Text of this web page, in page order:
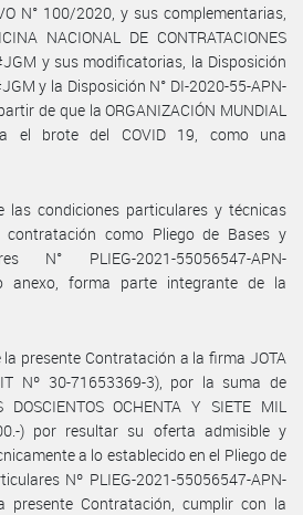
N° 100/2020, y sus complementarias,
NACIONAL DE CONTRATACIONES
y sus modificatorias, la Disposición
y la Disposición N° DI-2020-55-APN-
de que la ORGANIZACIÓN MUNDIAL
el brote del COVID 19, como una
las condiciones particulares y técnicas
como Pliego de Bases y
N° PLIEG-2021-55056547-APN-
anexo, forma parte integrante de la
la presente Contratación a la firma JOTA
Nº 30-71653369-3), por la suma de
DOSCIENTOS OCHENTA Y SIETE MIL
) por resultar su oferta admisible y
a lo establecido en el Pliego de
Nº PLIEG-2021-55056547-APN-
presente Contratación, cumplir con la